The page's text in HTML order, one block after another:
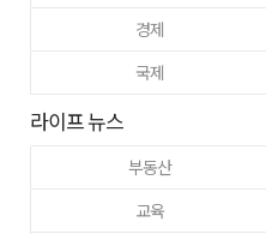
경제
국제
라이프 뉴스
부동산
교육